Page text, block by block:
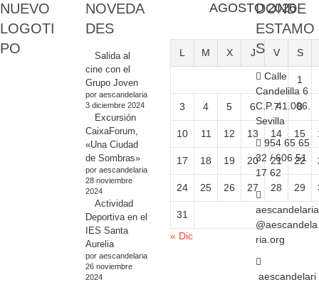
NUEVO
LOGOTI
PO
NOVEDA
DES
Salida al
cine con el
Grupo Joven
por aescandelaria
3 diciembre 2024
Excursión
CaixaForum,
«Una Ciudad
de Sombras»
por aescandelaria
28 noviembre
2024
Actividad
Deportiva en el
IES Santa
Aurelia
por aescandelaria
26 noviembre
2024
AGOSTO 2026
L M X J V S
1
3 4 5 6 7 8
10 11 12 13 14 15
17 18 19 20 21 22
24 25 26 27 28 29
31
« Dic
DONDE
ESTAMO
S
Calle
Candelilla 6
C.P. 41.006.
Sevilla
954 65 65
32 / 606 51
17 62
aescandelaria
@aescandela
ria.org
aescandelari